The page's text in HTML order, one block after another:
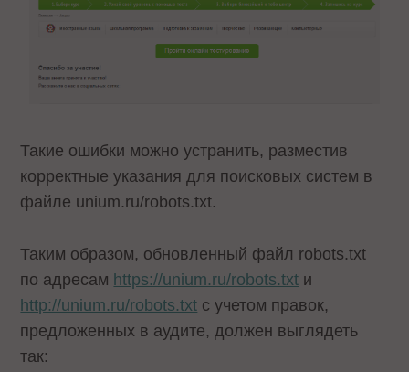
Такие ошибки можно устранить, разместив
корректные указания для поисковых систем в
файле unium.ru/robots.txt.
Таким образом, обновленный файл robots.txt
по адресам https://unium.ru/robots.txt и
http://unium.ru/robots.txt с учетом правок,
предложенных в аудите, должен выглядеть
так: